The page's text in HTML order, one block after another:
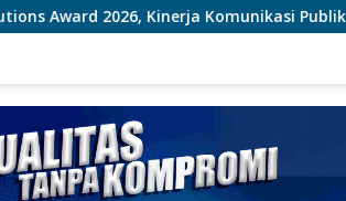
Publik Kementerian ATR/BPN